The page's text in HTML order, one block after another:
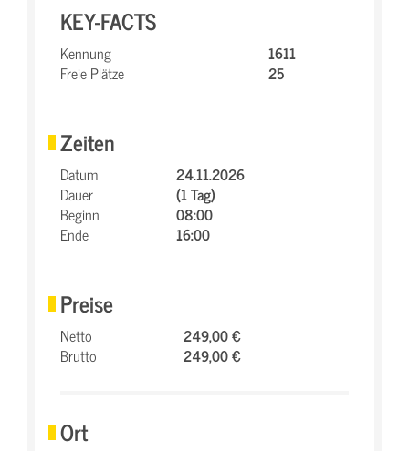
KEY-FACTS
Kennung
1611
Freie Plätze
25
Zeiten
Datum
24.11.2026
Dauer
(1 Tag)
Beginn
08:00
Ende
16:00
Preise
Netto
249,00 €
Brutto
249,00 €
Ort